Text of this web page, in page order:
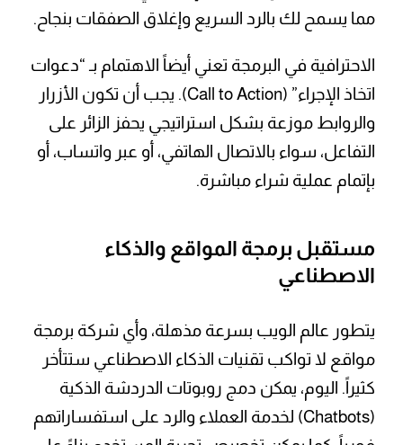
مما يسمح لك بالرد السريع وإغلاق الصفقات بنجاح.
الاحترافية في البرمجة تعني أيضاً الاهتمام بـ “دعوات
اتخاذ الإجراء” (Call to Action). يجب أن تكون الأزرار
والروابط موزعة بشكل استراتيجي يحفز الزائر على
التفاعل، سواء بالاتصال الهاتفي، أو عبر واتساب، أو
بإتمام عملية شراء مباشرة.
مستقبل برمجة المواقع والذكاء
الاصطناعي
يتطور عالم الويب بسرعة مذهلة، وأي شركة برمجة
مواقع لا تواكب تقنيات الذكاء الاصطناعي ستتأخر
كثيراً. اليوم، يمكن دمج روبوتات الدردشة الذكية
(Chatbots) لخدمة العملاء والرد على استفساراتهم